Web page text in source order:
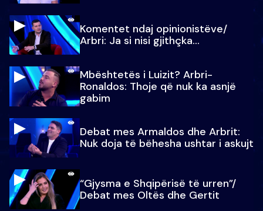
Komentet ndaj opinionistëve/
Arbri: Ja si nisi gjithçka…
Mbështetës i Luizit? Arbri-
Ronaldos: Thoje që nuk ka asnjë
gabim
Debat mes Armaldos dhe Arbrit:
Nuk doja të bëhesha ushtar i askujt
“Gjysma e Shqipërisë të urren”/
Debat mes Oltës dhe Gertit